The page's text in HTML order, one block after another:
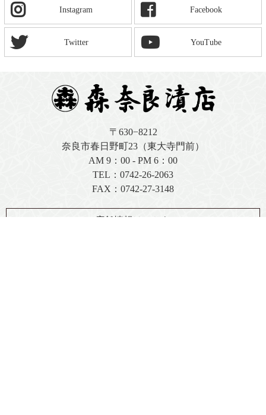
Instagram Facebook
Twitter YouTube
〒630−8212
奈良市春日野町23（東大寺門前）
AM 9：00 - PM 6：00
TEL： 0742-26-2063
FAX：0742-27-3148
店舗情報はこちら